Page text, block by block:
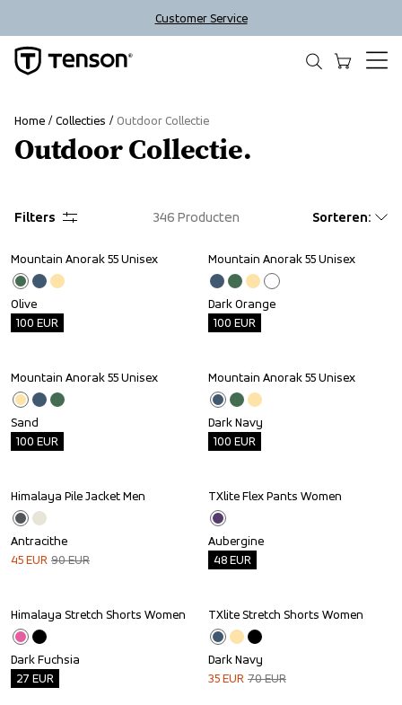
Customer Service
Home Collecties Outdoor Collectie
Outdoor Collectie.
Filters 346 Producten Sorteren:
Outlet
Mountain Anorak 55 Unisex
Olive
100 EUR
Outlet
Mountain Anorak 55 Unisex
Dark Orange
100 EUR
Outlet
Mountain Anorak 55 Unisex
Sand
100 EUR
Outlet
Mountain Anorak 55 Unisex
Dark Navy
100 EUR
Sale
Himalaya Pile Jacket Men
Antracithe
45EUR 90EUR
Outlet
TXlite Flex Pants Women
Aubergine
48EUR
Outlet
Himalaya Stretch Shorts Women
Dark Fuchsia
27 EUR
Sale
TXlite Stretch Shorts Women
Dark Navy
35EUR 70EUR